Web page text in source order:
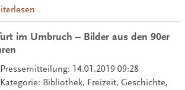
im Umbruch – Bilder aus den 90er
Pressemitteilung: 14.01.2019 09:28
Kategorie: Bibliothek, Freizeit, Geschichte,